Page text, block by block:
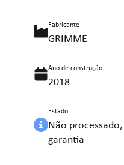
Fabricante
GRIMME
Ano de construção
2018
Estado
Não
garantia